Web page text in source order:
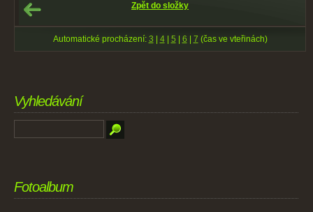
Zpět do složky
Automatické procházení: 3 4| 5 6 7 (čas ve vteřinách)
Vyhledávání
Fotoalbum